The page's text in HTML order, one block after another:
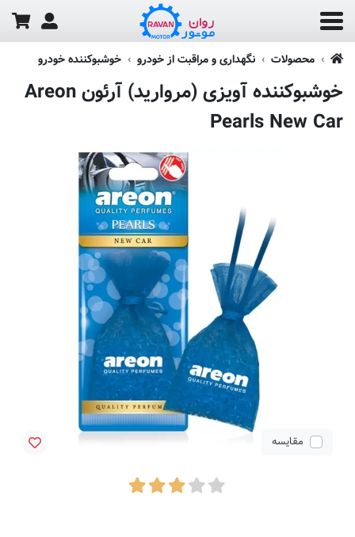
محصولات نگهداری و مراقبت از خودرو خوشبوکننده خودرو
خوشبوکننده آویزی (مروارید) آرئون Areon
Pearls New Car
مقایسه